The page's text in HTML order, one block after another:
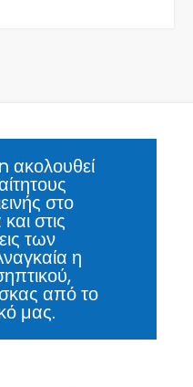
στο
στις
των
η
από το
μας.